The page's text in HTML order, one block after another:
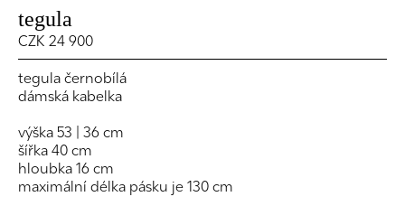
tegula
CZK 24 900
tegula černobílá
dámská kabelka
výška 53 | 36 cm
šířka 40 cm
hloubka 16 cm
maximální délka pásku je 130 cm